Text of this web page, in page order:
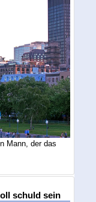
Mann, der das
schuld sein